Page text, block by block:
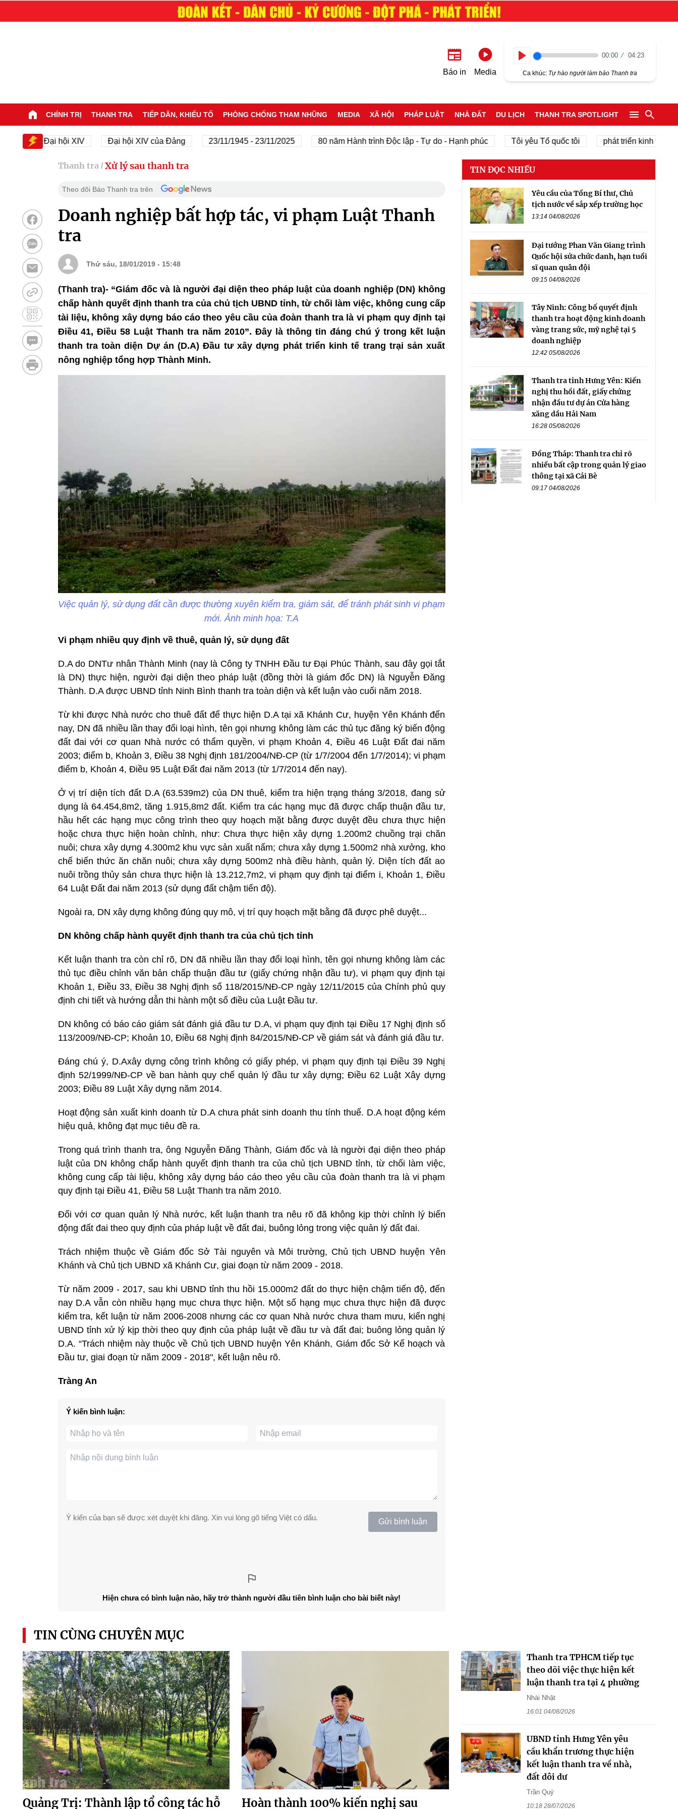
Báo in Media
00:00 04:23
Ca khúc: Tự hào người làm báo Thanh tra
CHÍNH TRỊ THANH TRA TIẾP DÂN, KHIẾU TỐ PHÒNG CHỐNG THAM NHŨNG MEDIA XÃ HỘI PHÁP LUẬT NHÀ ĐẤT DU LỊCH THANH TRA SPOTLIGHT
Đại hội XIV Đại hội XIV của Đảng 23/11/1945 - 23/11/2025 80 năm Hành trình Độc lập - Tự do - Hạnh phúc Tôi yêu Tổ quốc tôi phát triển kinh tế tư nhân
Thanh tra / Xử lý sau thanh tra
Theo dõi Báo Thanh tra trên
Doanh nghiệp bất hợp tác, vi phạm Luật Thanh
tra
Thứ sáu, 18/01/2019 - 15:48
(Thanh tra)- “Giám đốc và là người đại diện theo pháp luật của doanh nghiệp (DN) không
chấp hành quyết định thanh tra của chủ tịch UBND tỉnh, từ chối làm việc, không cung cấp
tài liệu, không xây dựng báo cáo theo yêu cầu của đoàn thanh tra là vi phạm quy định tại
Điều 41, Điều 58 Luật Thanh tra năm 2010”. Đây là thông tin đáng chú ý trong kết luận
thanh tra toàn diện Dự án (D.A) Đầu tư xây dựng phát triển kinh tế trang trại sản xuất
nông nghiệp tổng hợp Thành Minh.
Việc quản lý, sử dụng đất cần được thường xuyên kiểm tra, giám sát, để tránh phát sinh vi phạm
mới. Ảnh minh họa: T.A
Vi phạm nhiều quy định về thuê, quản lý, sử dụng đất
D.A do DNTư nhân Thành Minh (nay là Công ty TNHH Đầu tư Đại Phúc Thành, sau đây gọi tắt
là DN) thực hiện, người đại diện theo pháp luật (đồng thời là giám đốc DN) là Nguyễn Đăng
Thành. D.A được UBND tỉnh Ninh Bình thanh tra toàn diện và kết luận vào cuối năm 2018.
Từ khi được Nhà nước cho thuê đất để thực hiện D.A tại xã Khánh Cư, huyện Yên Khánh đến
nay, DN đã nhiều lần thay đổi loại hình, tên gọi nhưng không làm các thủ tục đăng ký biến động
đất đai với cơ quan Nhà nước có thẩm quyền, vi phạm Khoản 4, Điều 46 Luật Đất đai năm
2003; điểm b, Khoản 3, Điều 38 Nghị định 181/2004/NĐ-CP (từ 1/7/2004 đến 1/7/2014); vi phạm
điểm b, Khoản 4, Điều 95 Luật Đất đai năm 2013 (từ 1/7/2014 đến nay).
Ở vị trí diện tích đất D.A (63.539m2) của DN thuê, kiểm tra hiện trạng tháng 3/2018, đang sử
dụng là 64.454,8m2, tăng 1.915,8m2 đất. Kiểm tra các hạng mục đã được chấp thuận đầu tư,
hầu hết các hạng mục công trình theo quy hoạch mặt bằng được duyệt đều chưa thực hiện
hoặc chưa thực hiện hoàn chỉnh, như: Chưa thực hiện xây dựng 1.200m2 chuồng trại chăn
nuôi; chưa xây dựng 4.300m2 khu vực sản xuất nấm; chưa xây dựng 1.500m2 nhà xưởng, kho
chế biến thức ăn chăn nuôi; chưa xây dựng 500m2 nhà điều hành, quản lý. Diện tích đất ao
nuôi trồng thủy sản chưa thực hiện là 13.212,7m2, vi phạm quy định tại điểm i, Khoản 1, Điều
64 Luật Đất đai năm 2013 (sử dụng đất chậm tiến độ).
Ngoài ra, DN xây dựng không đúng quy mô, vị trí quy hoạch mặt bằng đã được phê duyệt...
DN không chấp hành quyết định thanh tra của chủ tịch tỉnh
Kết luận thanh tra còn chỉ rõ, DN đã nhiều lần thay đổi loại hình, tên gọi nhưng không làm các
thủ tục điều chỉnh văn bản chấp thuận đầu tư (giấy chứng nhận đầu tư), vi phạm quy định tại
Khoản 1, Điều 33, Điều 38 Nghị định số 118/2015/NĐ-CP ngày 12/11/2015 của Chính phủ quy
định chi tiết và hướng dẫn thi hành một số điều của Luật Đầu tư.
DN không có báo cáo giám sát đánh giá đầu tư D.A, vi phạm quy định tại Điều 17 Nghị định số
113/2009/NĐ-CP; Khoản 10, Điều 68 Nghị định 84/2015/NĐ-CP về giám sát và đánh giá đầu tư.
Đáng chú ý, D.Axây dựng công trình không có giấy phép, vi phạm quy định tại Điều 39 Nghị
định 52/1999/NĐ-CP về ban hành quy chế quản lý đầu tư xây dựng; Điều 62 Luật Xây dựng
2003; Điều 89 Luật Xây dựng năm 2014.
Hoạt động sản xuất kinh doanh từ D.A chưa phát sinh doanh thu tính thuế. D.A hoạt động kém
hiệu quả, không đạt mục tiêu đề ra.
Trong quá trình thanh tra, ông Nguyễn Đăng Thành, Giám đốc và là người đại diện theo pháp
luật của DN không chấp hành quyết định thanh tra của chủ tịch UBND tỉnh, từ chối làm việc,
không cung cấp tài liệu, không xây dựng báo cáo theo yêu cầu của đoàn thanh tra là vi phạm
quy định tại Điều 41, Điều 58 Luật Thanh tra năm 2010.
Đối với cơ quan quản lý Nhà nước, kết luận thanh tra nêu rõ đã không kịp thời chỉnh lý biến
động đất đai theo quy định của pháp luật về đất đai, buông lỏng trong việc quản lý đất đai.
Trách nhiệm thuộc về Giám đốc Sở Tài nguyên và Môi trường, Chủ tịch UBND huyện Yên
Khánh và Chủ tịch UBND xã Khánh Cư, giai đoạn từ năm 2009 - 2018.
Từ năm 2009 - 2017, sau khi UBND tỉnh thu hồi 15.000m2 đất do thực hiện chậm tiến độ, đến
nay D.A vẫn còn nhiều hạng mục chưa thực hiện. Một số hạng mục chưa thực hiện đã được
kiểm tra, kết luận từ năm 2006-2008 nhưng các cơ quan Nhà nước chưa tham mưu, kiến nghị
UBND tỉnh xử lý kịp thời theo quy định của pháp luật về đầu tư và đất đai; buông lỏng quản lý
D.A. “Trách nhiệm này thuộc về Chủ tịch UBND huyện Yên Khánh, Giám đốc Sở Kế hoạch và
Đầu tư, giai đoạn từ năm 2009 - 2018", kết luận nêu rõ.
Tràng An
Ý kiến bình luận:
Ý kiến của bạn sẽ được xét duyệt khi đăng. Xin vui lòng gõ tiếng Việt có dấu. Gửi bình luận
Hiện chưa có bình luận nào, hãy trở thành người đầu tiên bình luận cho bài biết này!
TIN ĐỌC NHIỀU
Yêu cầu của Tổng Bí thư, Chủ
tịch nước về sắp xếp trường học
13:14 04/08/2026
Đại tướng Phan Văn Giang trình
Quốc hội sửa chức danh, hạn tuổi
sĩ quan quân đội
09:15 04/08/2026
Tây Ninh: Công bố quyết định
thanh tra hoạt động kinh doanh
vàng trang sức, mỹ nghệ tại 5
doanh nghiệp
12:42 05/08/2026
Thanh tra tỉnh Hưng Yên: Kiến
nghị thu hồi đất, giấy chứng
nhận đầu tư dự án Cửa hàng
xăng dầu Hải Nam
16:28 05/08/2026
Đồng Tháp: Thanh tra chỉ rõ
nhiều bất cập trong quản lý giao
thông tại xã Cái Bè
09:17 04/08/2026
TIN CÙNG CHUYÊN MỤC
Quảng Trị: Thành lập tổ công tác hỗ Hoàn thành 100% kiến nghị sau
Thanh tra TPHCM tiếp tục
theo dõi việc thực hiện kết
luận thanh tra tại 4 phường
Nhài Nhật
16:01 04/08/2026
UBND tỉnh Hưng Yên yêu
cầu khẩn trương thực hiện
kết luận thanh tra về nhà,
đất dôi dư
Trần Quý
10:18 28/07/2026